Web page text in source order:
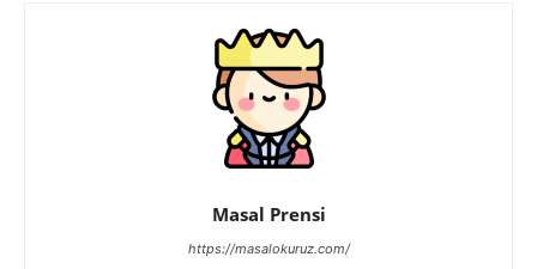
Masal Prensi
https://masalokuruz.com/